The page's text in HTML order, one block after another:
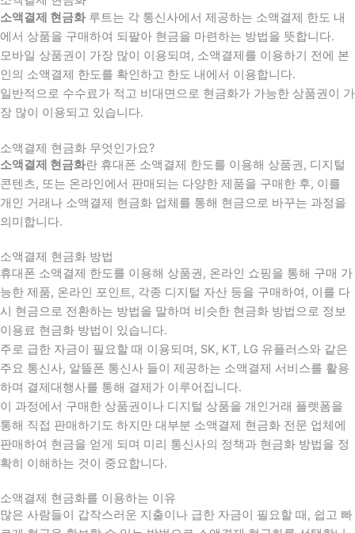
소액결제 현금화루트는 각 통신사에서 제공하는 소액결제 한도 내
에서 상품을 구매하여 되팔아 현금을 마련하는 방법을 뜻합니다.
모바일 상품권이 가장 많이 이용되며, 소액결제를 이용하기 전에 본
인의 소액결제 한도를 확인하고 한도 내에서 이용합니다.
일반적으로 수수료가 적고 비대면으로 현금화가 가능한 상품권이 가
장 많이 이용되고 있습니다.
소액결제 현금화 무엇인가요?
소액결제 현금화란 휴대폰 소액결제 한도를 이용해 상품권, 디지털
콘텐츠, 또는 온라인에서 판매되는 다양한 제품을 구매한 후, 이를
개인 거래나 소액결제 현금화 업체를 통해 현금으로 바꾸는 과정을
의미합니다.
소액결제 현금화 방법
휴대폰 소액결제 한도를 이용해 상품권, 온라인 쇼핑을 통해 구매 가
능한 제품, 온라인 포인트, 각종 디지털 자산 등을 구매하여, 이를 다
시 현금으로 전환하는 방법을 말하며 비슷한 현금화 방법으로 정보
이용료 현금화 방법이 있습니다.
주로 급한 자금이 필요할 때 이용되며, SK, KT, LG 유플러스와 같은
주요 통신사, 알뜰폰 통신사 들이 제공하는 소액결제 서비스를 활용
하며 결제대행사를 통해 결제가 이루어집니다.
이 과정에서 구매한 상품권이나 디지털 상품을 개인거래 플렛폼을
통해 직접 판매하기도 하지만 대부분 소액결제 현금화 전문 업체에
판매하여 현금을 얻게 되며 미리 통신사의 정책과 현금화 방법을 정
확히 이해하는 것이 중요합니다.
소액결제 현금화를 이용하는 이유
많은 사람들이 갑작스러운 지출이나 급한 자금이 필요할 때 , 쉽고 빠